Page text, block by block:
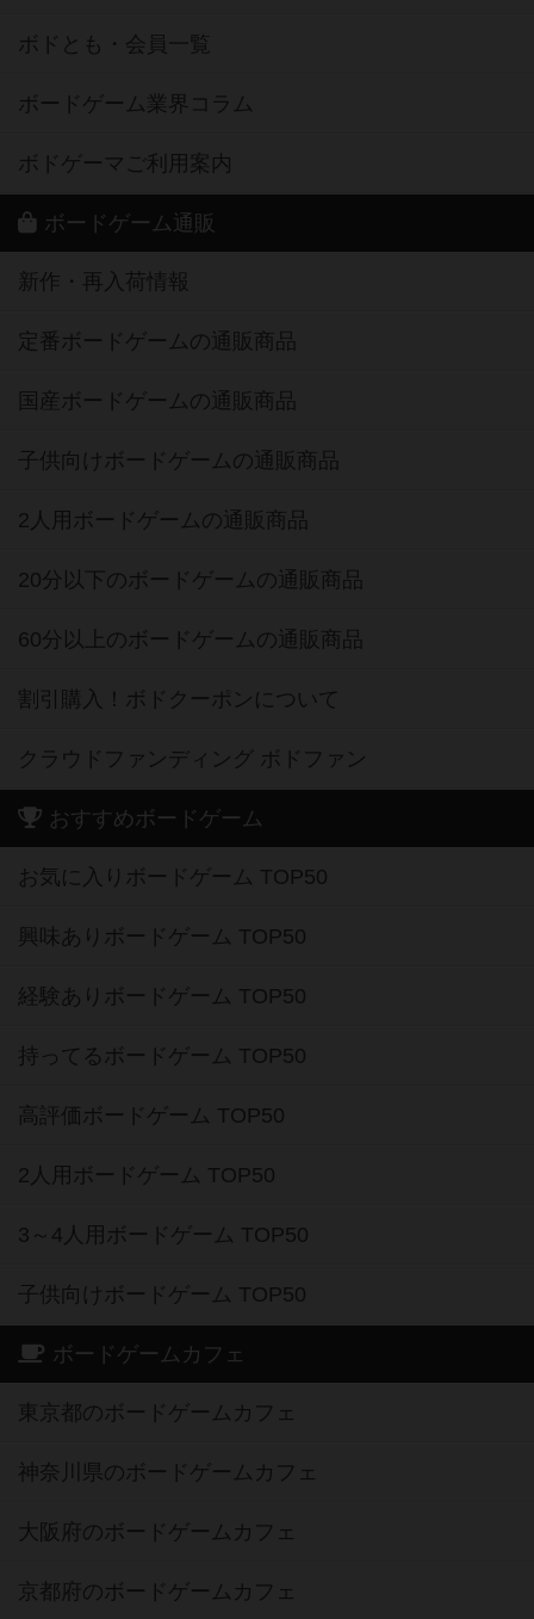
ボドとも・会員一覧
ボードゲーム業界コラム
ボドゲーマご利用案内
ボードゲーム通販
新作・再入荷情報
定番ボードゲームの通販商品
国産ボードゲームの通販商品
子供向けボードゲームの通販商品
2人用ボードゲームの通販商品
20分以下のボードゲームの通販商品
60分以上のボードゲームの通販商品
割引購入！ボドクーポンについて
クラウドファンディング ボドファン
おすすめボードゲーム
お気に入りボードゲーム TOP50
興味ありボードゲーム TOP50
経験ありボードゲーム TOP50
持ってるボードゲーム TOP50
高評価ボードゲーム TOP50
2人用ボードゲーム TOP50
3～4人用ボードゲーム TOP50
子供向けボードゲーム TOP50
ボードゲームカフェ
東京都のボードゲームカフェ
神奈川県のボードゲームカフェ
大阪府のボードゲームカフェ
京都府のボードゲームカフェ